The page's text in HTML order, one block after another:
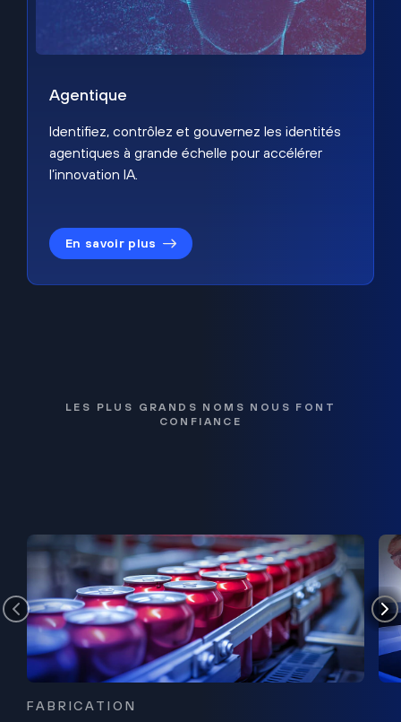
Agentique
Identifiez, contrôlez et gouvernez les identités
agentiques à grande échelle pour accélérer
l’innovation IA.
En savoir plus
LES PLUS GRANDS NOMS NOUS FONT
CONFIANCE
FABRICATION